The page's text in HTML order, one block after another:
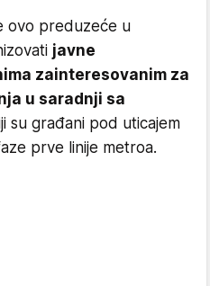
ovo preduzeće u
javne
zainteresovanim za
u saradnji sa
su građani pod uticajem
prve linije metroa.